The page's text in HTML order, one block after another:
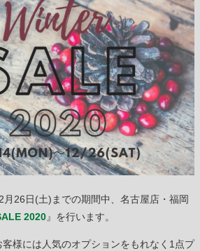
26日(土)までの期間中、名古屋店・福岡
2020』を行います。
様には人気のオプションをもれなく1点プ